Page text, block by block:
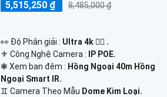
5,515,250 ₫ 8,485,000 ₫
️👀 Độ Phân giải : Ultra 4k 👍🏾 .
⚜️ Công Nghệ Camera :
IP POE.
❃ Xem ban đêm : Hồng Ngoại 40m Hồng
Ngoại Smart IR.
♊ Camera Theo Mẫu Dome Kim Loại.